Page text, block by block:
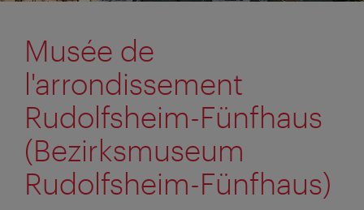
Musée de
l'arrondissement
Rudolfsheim-Fünfhaus
(Bezirksmuseum
Rudolfsheim-Fünfhaus)